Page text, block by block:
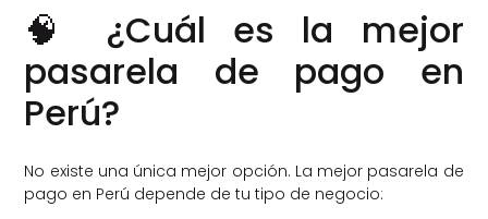
🧠 ¿Cuál es la mejor
pasarela de pago en
Perú?
No existe una única mejor opción. La mejor pasarela de
pago en Perú depende de tu tipo de negocio: